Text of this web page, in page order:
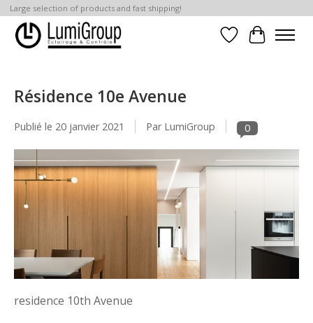
Large selection of products and fast shipping!
Liste dePanier
Résidence 10e Avenue
Publié le 20 janvier 2021 Par LumiGroup 0
residence 10th Avenue